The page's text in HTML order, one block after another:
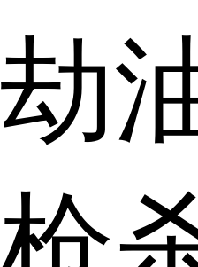
劫